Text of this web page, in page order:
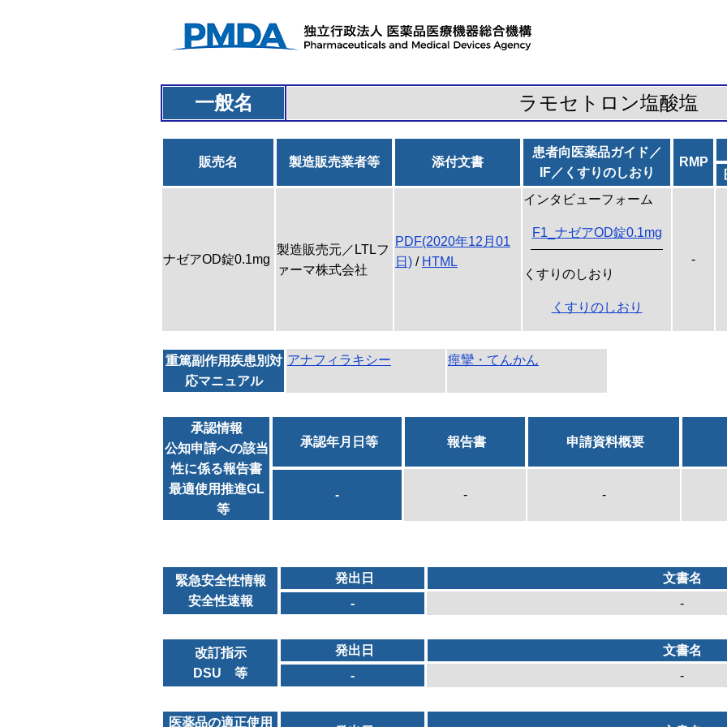
一般名 ラモセトロン塩酸塩
販売名 製造販売業者等 添付文書
患者向医薬品ガイド／
IF／くすりのしおり
RMP
ナゼアOD錠0.1mg
製造販売元／LTLフ
ァーマ株式会社
PDF(2020年12月01
日) / HTML
インタビューフォーム
F1_ナゼアOD錠0.1mg
くすりのしおり
くすりのしおり
-
重篤副作用疾患別対
応マニュアル
アナフィラキシー 痙攣・てんかん
承認情報
公知申請への該当
性に係る報告書
最適使用推進GL
等
承認年月日等 報告書 申請資料概要
- - -
緊急安全性情報
安全性速報
発出日
文書名
-
-
改訂指示
DSU 等
発出日
文書名
-
-
医薬品の適正使用